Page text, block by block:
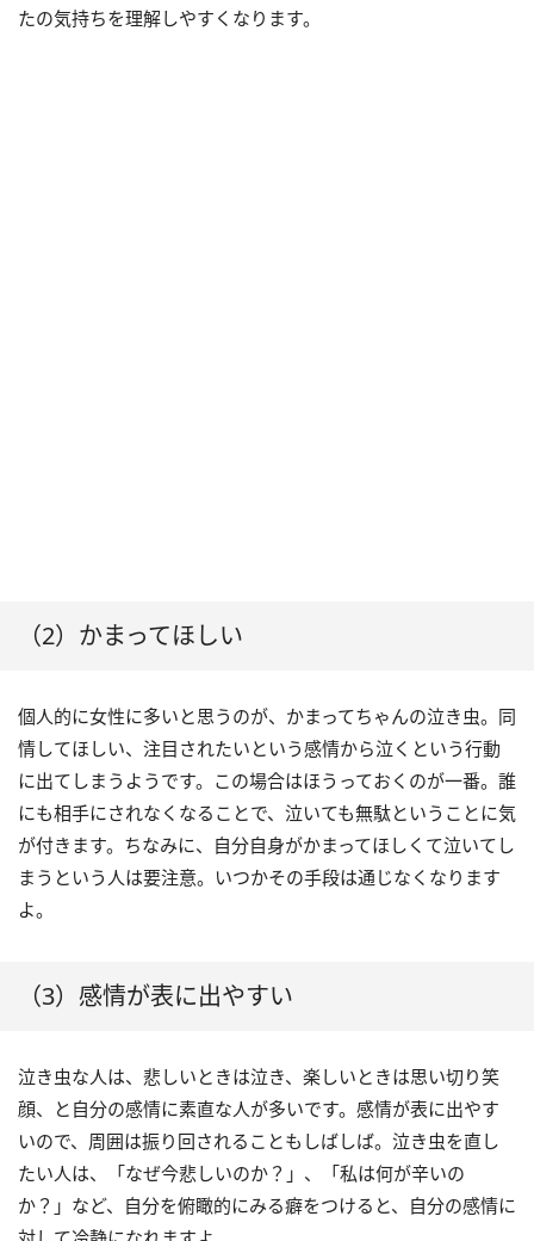
たの気持ちを理解しやすくなります。
（2）かまってほしい
個人的に女性に多いと思うのが、かまってちゃんの泣き虫。同
情してほしい、注目されたいという感情から泣くという行動
に出てしまうようです。この場合はほうっておくのが一番。誰
にも相手にされなくなることで、泣いても無駄ということに気
が付きます。ちなみに、自分自身がかまってほしくて泣いてし
まうという人は要注意。いつかその手段は通じなくなります
よ。
（3）感情が表に出やすい
泣き虫な人は、悲しいときは泣き、楽しいときは思い切り笑
顔、と自分の感情に素直な人が多いです。感情が表に出やす
いので、周囲は振り回されることもしばしば。泣き虫を直し
たい人は、「なぜ今悲しいのか？」、「私は何が辛いの
か？」など、自分を俯瞰的にみる癖をつけると、自分の感情に